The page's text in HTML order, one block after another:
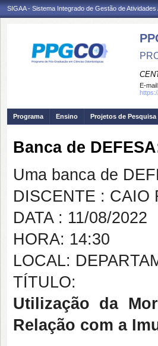
SIGAA - Sistema Integrado de Gestão de Atividades
E-mail:
Programa Ensino Projetos de Pesquisa
Banca de
Uma banca de
DISCENTE : CAIO
DATA : 11/08/2022
HORA: 14:30
LOCAL:
TÍTULO:
Utilização da
Relação com a